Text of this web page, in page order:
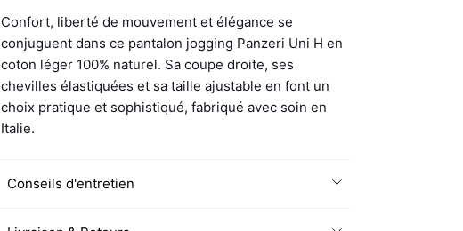
Confort, liberté de mouvement et élégance se
conjuguent dans ce pantalon jogging Panzeri Uni H en
coton léger 100% naturel. Sa coupe droite, ses
chevilles élastiquées et sa taille ajustable en font un
choix pratique et sophistiqué, fabriqué avec soin en
Italie.
Conseils d'entretien